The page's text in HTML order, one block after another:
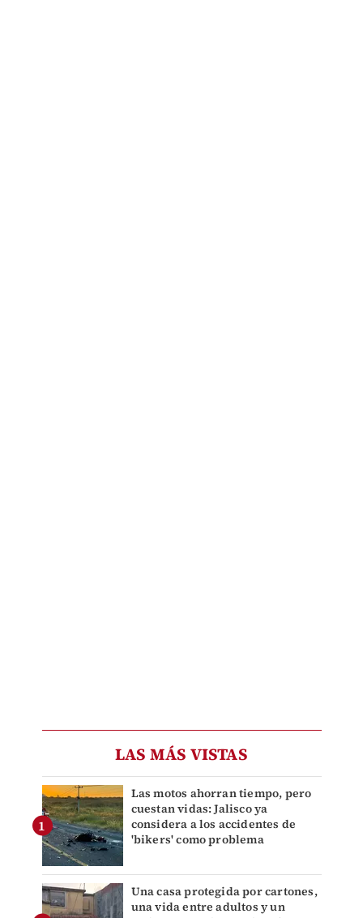
LAS MÁS VISTAS
Las motos ahorran tiempo, pero
cuestan vidas: Jalisco ya
considera a los accidentes de
'bikers' como problema
Una casa protegida por cartones,
una vida entre adultos y un